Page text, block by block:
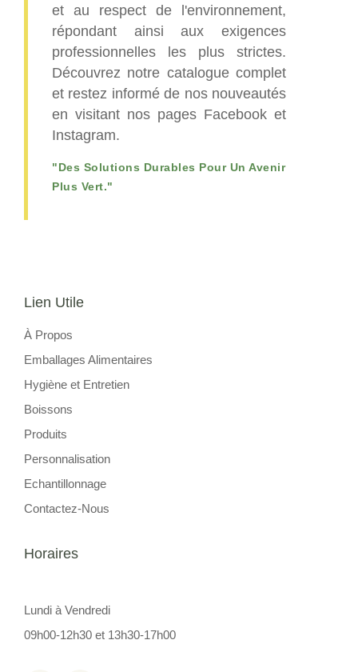
et au respect de l'environnement,
répondant ainsi aux exigences
professionnelles les plus strictes.
Découvrez notre catalogue complet
et restez informé de nos nouveautés
en visitant nos pages Facebook et
Instagram.
"Des Solutions Durables Pour Un Avenir
Plus Vert."
Lien Utile
À Propos
Emballages Alimentaires
Hygiène et Entretien
Boissons
Produits
Personnalisation
Echantillonnage
Contactez-Nous
Horaires
Lundi à Vendredi
09h00-12h30 et 13h30-17h00